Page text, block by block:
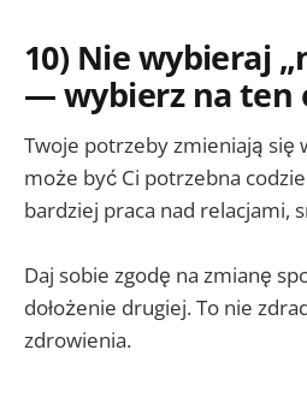
10) Nie wybieraj
— wybierz na ten
Twoje potrzeby zmieniają się
może być Ci potrzebna
bardziej praca nad relacjami,
Daj sobie zgodę na zmianę
dołożenie drugiej. To nie
zdrowienia.